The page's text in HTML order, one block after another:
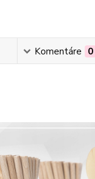
Komentáre 0